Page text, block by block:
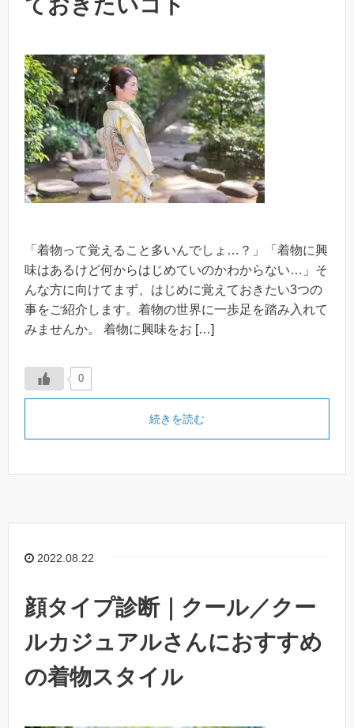
「着物って覚えること多いんでしょ…？」「着物に興
味はあるけど何からはじめていのかわからない…」そ
んな方に向けてまず、はじめに覚えておきたい3つの
事をご紹介します。着物の世界に一歩足を踏み入れて
みませんか。 着物に興味をお […]
0
続きを読む
2022.08.22
顔タイプ診断｜クール／クー
ルカジュアルさんにおすすめ
の着物スタイル